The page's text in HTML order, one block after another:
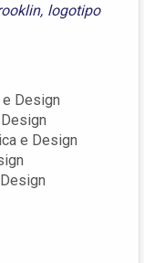
, logotipo
Design
e Design